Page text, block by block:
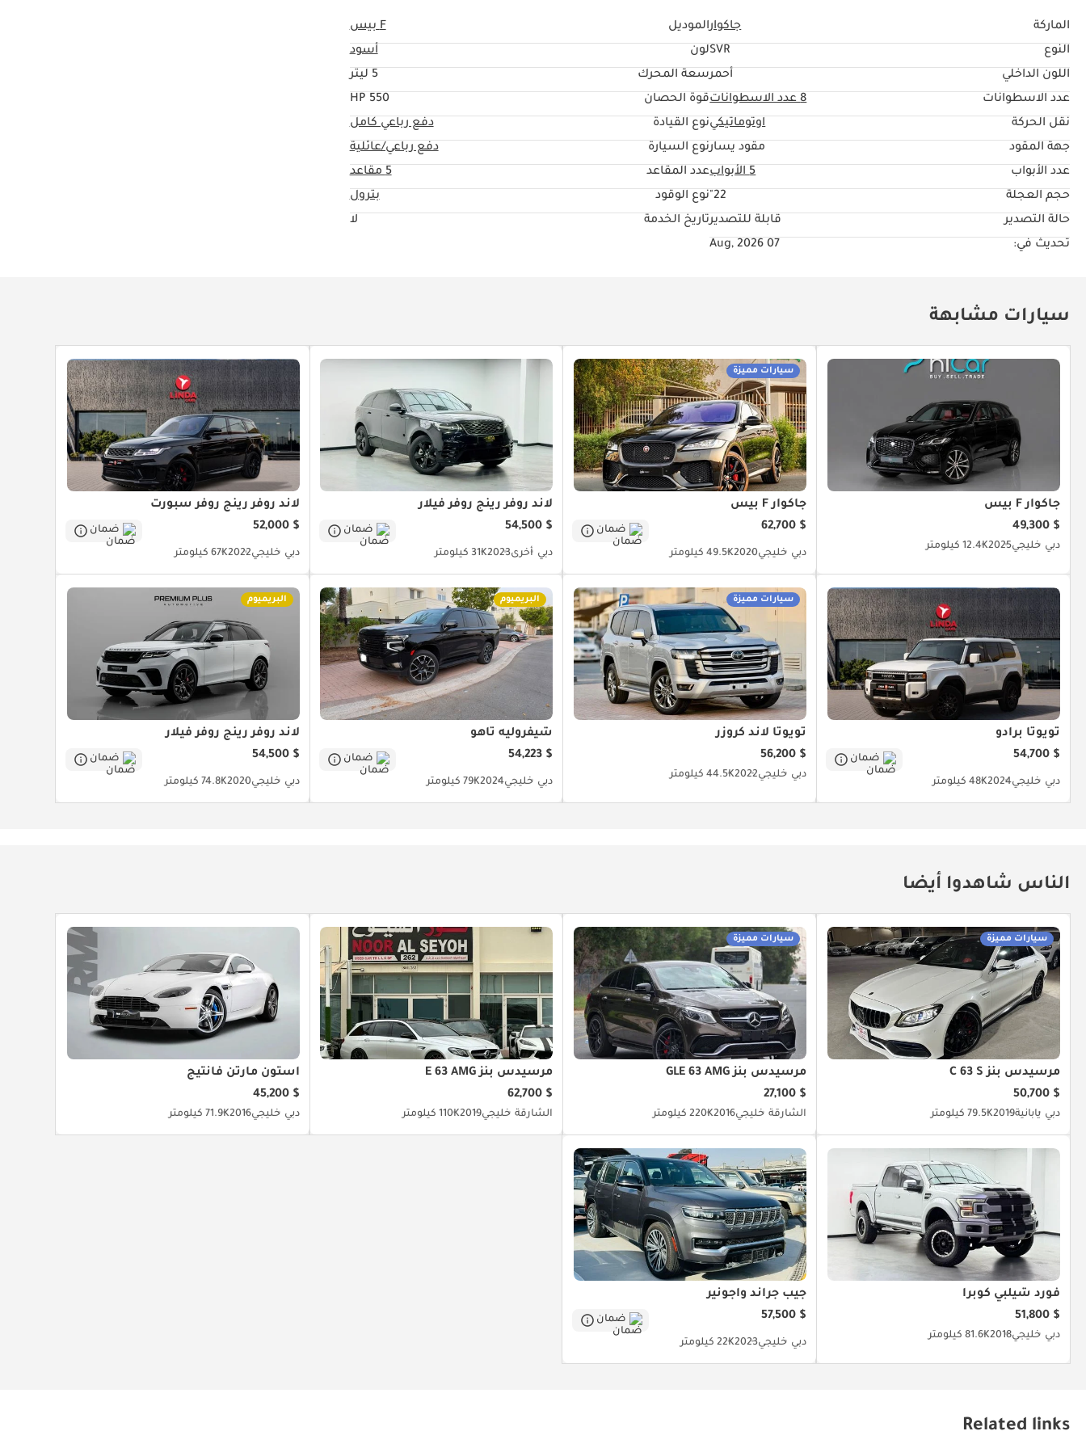
الماركة جاكوارالموديل
F بيس
النوع
SVRلون
أسود
اللون الداخلي
أحمرسعة المحرك
5 ليتر
عدد الاسطوانات
8عدد الاسطواناتقوة الحصان
550 HP
نقل الحركة
اوتوماتيكينوع القيادة
دفع رباعي كامل
جهة المقود
مقود يسارنوع السيارة
دفع رباعي/عائلية
عدد الأبواب
5 الأبواب عدد المقاعد
5 مقاعد
حجم العجلة
22" نوع الوقود
بترول
حالة التصدير
قابلة للتصديرتاريخ الخدمة
لا
تحديث في:
07 Aug, 2026
سيارات مشابهة
جاكوار F بيس
$ 49,300
دبي خليجي202512.4K كيلومتر
سيارات مميزة
جاكوار F بيس
$ 62,700
ضمان
دبي خليجي202049.5K كيلومتر
لاند روفر رينج روفر فيلار
$ 54,500
ضمان
دبي أخرى202331K كيلومتر
لاند روفر رينج روفر سبورت
$ 52,000
ضمان
دبي خليجي202267K كيلومتر
تويوتا برادو
$ 54,700
ضمان
دبي خليجي202448K كيلومتر
سيارات مميزة
تويوتا لاند كروزر
$ 56,200
دبي خليجي202244.5K كيلومتر
البريميوم
شيفروليه تاهو
$ 54,223
ضمان
دبي خليجي202479K كيلومتر
البريميوم
لاند روفر رينج روفر فيلار
$ 54,500
ضمان
دبي خليجي202074.8K كيلومتر
الناس شاهدوا أيضا
سيارات مميزة
مرسيدس بنز C 63 S
$ 50,700
دبي يابانية201979.5K كيلومتر
سيارات مميزة
مرسيدس بنز GLE 63 AMG
$ 27,100
الشارقة خليجي2016220K كيلومتر
مرسيدس بنز E 63 AMG
$ 62,700
الشارقة خليجي2019110K كيلومتر
أستون مارتن فانتيج
$ 45,200
دبي خليجي201671.9K كيلومتر
فورد شيلبي كوبرا
$ 51,800
دبي خليجي201881.6K كيلومتر
جيب جراند واجونير
$ 57,500
ضمان
دبي خليجي202322K كيلومتر
Related links